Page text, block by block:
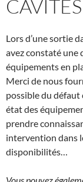
CAVITÉS
Lors d’une sortie
avez constaté
équipements en
Merci de nous
possible du
état des
prendre
intervention dans
disponibilités…